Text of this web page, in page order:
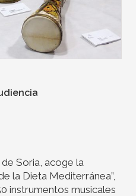
de Soria, acoge la
la Dieta Mediterránea”,
instrumentos musicales